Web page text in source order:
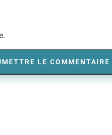
LE COMMENTAIRE